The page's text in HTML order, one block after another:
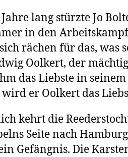
lang stürzte Jo
in den
rächen für das, was
Oolkert, der
das Liebste in
wird er Oolkert das
kehrt die
Seite nach
Gefängnis. Die